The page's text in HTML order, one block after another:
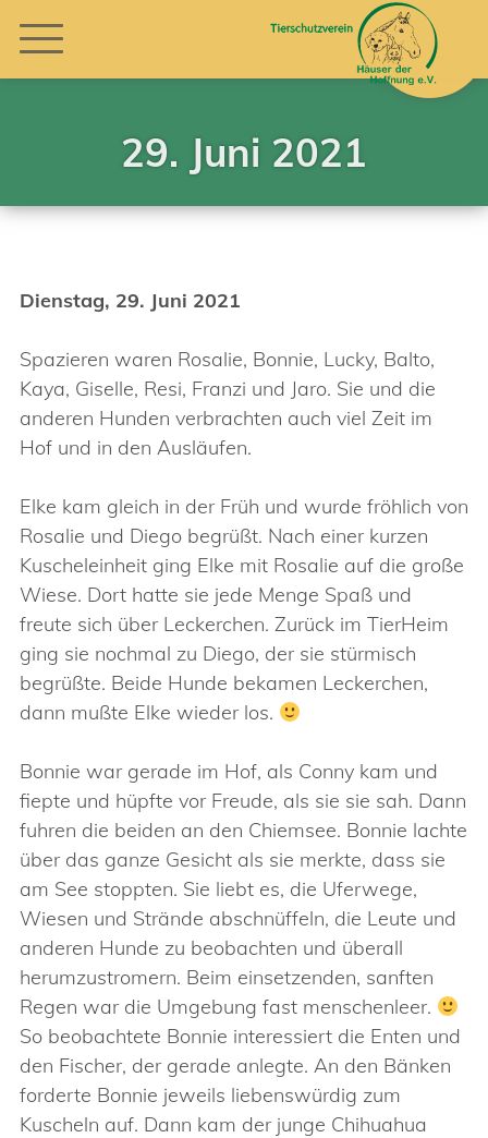
29. Juni 2021
Dienstag, 29. Juni 2021
Spazieren waren Rosalie, Bonnie, Lucky, Balto,
Kaya, Giselle, Resi, Franzi und Jaro. Sie und die
anderen Hunden verbrachten auch viel Zeit im
Hof und in den Ausläufen.
Elke kam gleich in der Früh und wurde fröhlich von
Rosalie und Diego begrüßt. Nach einer kurzen
Kuscheleinheit ging Elke mit Rosalie auf die große
Wiese. Dort hatte sie jede Menge Spaß und
freute sich über Leckerchen. Zurück im TierHeim
ging sie nochmal zu Diego, der sie stürmisch
begrüßte. Beide Hunde bekamen Leckerchen,
dann mußte Elke wieder los.
Bonnie war gerade im Hof, als Conny kam und
fiepte und hüpfte vor Freude, als sie sie sah. Dann
fuhren die beiden an den Chiemsee. Bonnie lachte
über das ganze Gesicht als sie merkte, dass sie
am See stoppten. Sie liebt es, die Uferwege,
Wiesen und Strände abschnüffeln, die Leute und
anderen Hunde zu beobachten und überall
herumzustromern. Beim einsetzenden, sanften
Regen war die Umgebung fast menschenleer.
So beobachtete Bonnie interessiert die Enten und
den Fischer, der gerade anlegte. An den Bänken
forderte Bonnie jeweils liebenswürdig zum
Kuscheln auf. Dann kam der junge Chihuahua